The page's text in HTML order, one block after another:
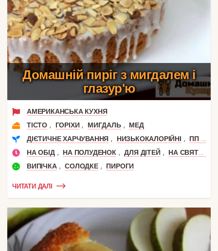
Домашній пиріг з мигдалем і
глазур'ю
АМЕРИКАНСЬКА КУХНЯ
ТІСТО , ГОРІХИ , МИГДАЛЬ ,
МЕД
ДІЄТИЧНЕ ХАРЧУВАННЯ , НИЗЬКОКАЛОРІЙНІ ,
ПП РЕЦЕПТИ
НА ОБІД , НА ПОЛУДЕНОК , ДЛЯ ДІТЕЙ ,
НА СВЯТКОВИЙ СТІЛ
ВИПІЧКА , СОЛОДКЕ , ПИРОГИ
ЧИТАТИ ДАЛІ